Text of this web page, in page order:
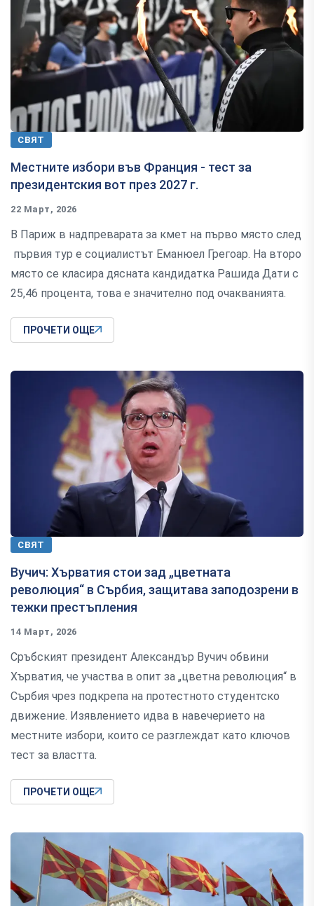
СВЯТ
Местните избори във Франция - тест за
президентския вот през 2027 г.
22 Март, 2026
В Париж в надпреварата за кмет на първо място след
първия тур е социалистът Еманюел Грегоар. На второ
място се класира дясната кандидатка Рашида Дати с
25,46 процента, това е значително под очакванията.
ПРОЧЕТИ ОЩЕ
СВЯТ
Вучич: Хърватия стои зад „цветната
революция“ в Сърбия, защитава заподозрени в
тежки престъпления
14 Март, 2026
Сръбският президент Александър Вучич обвини
Хърватия, че участва в опит за „цветна революция“ в
Сърбия чрез подкрепа на протестното студентско
движение. Изявлението идва в навечерието на
местните избори, които се разглеждат като ключов
тест за властта.
ПРОЧЕТИ ОЩЕ